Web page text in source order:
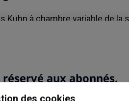
à chambre variable de la
de coupe Opticut à 33
des cookies